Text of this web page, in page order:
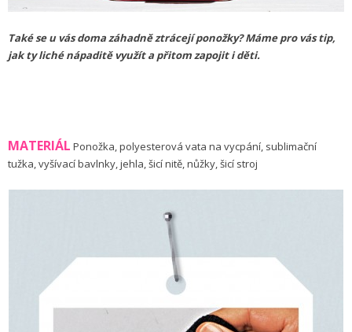
Také se u vás doma záhadně ztrácejí ponožky? Máme pro vás tip,
jak ty liché nápaditě využít a přitom zapojit i děti.
MATERIÁL Ponožka, polyesterová vata na vycpání, sublimační
tužka, vyšívací bavlnky, jehla, šicí nitě, nůžky, šicí stroj